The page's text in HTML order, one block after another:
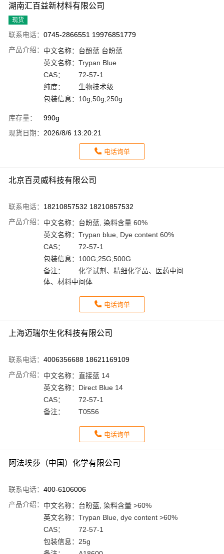
湖南汇百益新材料有限公司
现货
联系电话： 0745-2866551 19976851779
产品介绍： 中文名称： 台酚蓝 台盼蓝
英文名称： Trypan Blue
CAS：
72-57-1
纯度：
生物技术级
包装信息： 10g;50g;250g
库存量：
990g
现货日期： 2026/8/6 13:20:21
电话询单
北京百灵威科技有限公司
联系电话： 18210857532 18210857532
产品介绍： 中文名称： 台盼蓝, 染料含量 60%
英文名称： Trypan blue, Dye content 60%
CAS：
72-57-1
包装信息： 100G;25G;500G
备注：
化学试剂、精细化学品、医药中间
体、材料中间体
电话询单
上海迈瑞尔生化科技有限公司
联系电话： 4006356688 18621169109
产品介绍： 中文名称： 直接蓝 14
英文名称： Direct Blue 14
CAS：
72-57-1
备注：
T0556
电话询单
阿法埃莎（中国）化学有限公司
联系电话： 400-6106006
产品介绍： 中文名称： 台盼蓝, 染料含量 >60%
英文名称： Trypan Blue, dye content >60%
CAS：
72-57-1
包装信息： 25g